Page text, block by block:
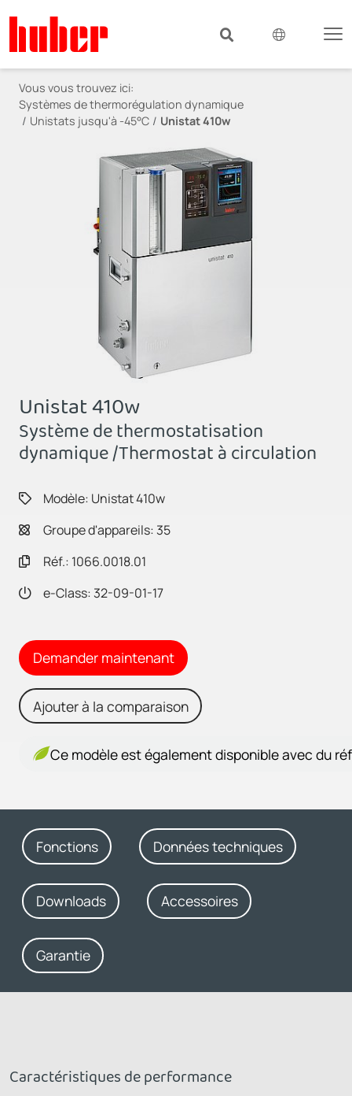
Vous vous trouvez ici:
Systèmes de thermorégulation dynamique
Unistats jusqu'à -45°C
Unistat 410w
Unistat 410w
Système de thermostatisation
dynamique /Thermostat à circulation
Modèle: Unistat 410w
Groupe d'appareils: 35
Réf.: 1066.0018.01
e-Class: 32-09-01-17
Demander maintenant
Ajouter à la comparaison
Ce modèle est également disponible avec du
Fonctions Données techniques
Downloads Accessoires
Garantie
Caractéristiques de performance